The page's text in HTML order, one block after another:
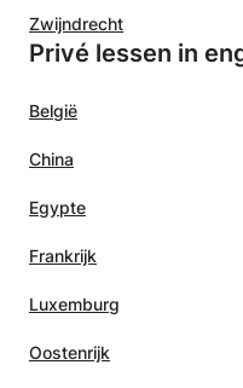
Zwijndrecht
Privé lessen in
België
China
Egypte
Frankrijk
Luxemburg
Oostenrijk